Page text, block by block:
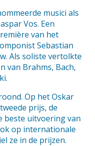
musici als
Vos. Een
van het
Sebastian
Als soliste vertolkte
van Brahms, Bach,
Op het Oskar
prijs, de
beste uitvoering van
op internationale
ze in de prijzen.